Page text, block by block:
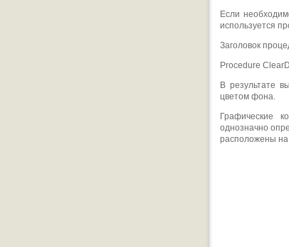
Если
используется
Заголовок
Procedure
В результате
цветом фона.
Графические
однозначно
расположены на